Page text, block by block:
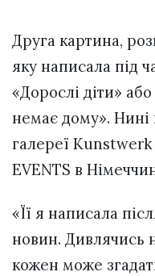
Друга картина,
яку написала під
«Дорослі діти»
немає дому».
галереї Kunstwerk
EVENTS в
«Її я написала
новин. Дивлячись
кожен може